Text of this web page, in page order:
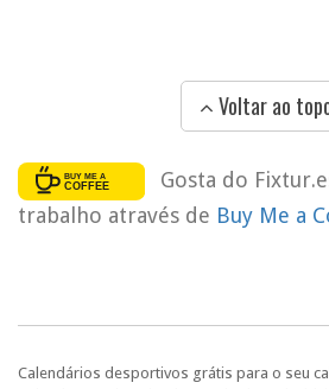
Voltar ao
Gosta do
trabalho através de Buy Me a
Calendários desportivos grátis para o seu